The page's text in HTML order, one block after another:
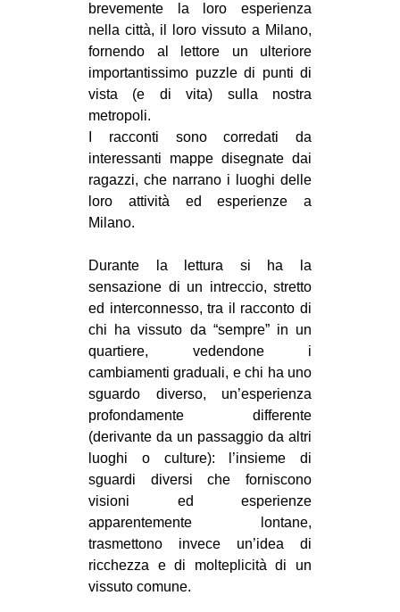
ms
SEARCH
brevemente la loro esperienza
nella città, il loro vissuto a Milano,
fornendo al lettore un ulteriore
importantissimo puzzle di punti di
vista (e di vita) sulla nostra
metropoli.
I racconti sono corredati da
interessanti mappe disegnate dai
ragazzi, che narrano i luoghi delle
loro attività ed esperienze a
Milano.
Durante la lettura si ha la
sensazione di un intreccio, stretto
ed interconnesso, tra il racconto di
chi ha vissuto da “sempre” in un
quartiere, vedendone i
cambiamenti graduali, e chi ha uno
sguardo diverso, un’esperienza
profondamente differente
(derivante da un passaggio da altri
luoghi o culture): l’insieme di
sguardi diversi che forniscono
visioni ed esperienze
apparentemente lontane,
trasmettono invece un’idea di
ricchezza e di molteplicità di un
vissuto comune.